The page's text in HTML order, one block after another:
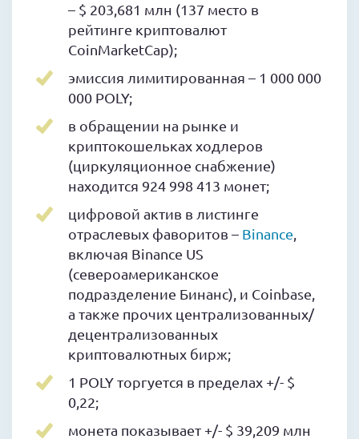
– $ 203,681 млн (137 место в
рейтинге криптовалют
CoinMarketCap);
эмиссия лимитированная – 1 000 000
000 POLY;
в обращении на рынке и
криптокошельках ходлеров
(циркуляционное снабжение)
находится 924 998 413 монет;
цифровой актив в листинге
отраслевых фаворитов – Binance
включая Binance US
(североамериканское
подразделение Бинанс), и Coinbase,
а также прочих централизованных/
децентрализованных
криптовалютных бирж;
1 POLY торгуется в пределах +/- $
0,22;
монета показывает +/- $ 39,209 млн